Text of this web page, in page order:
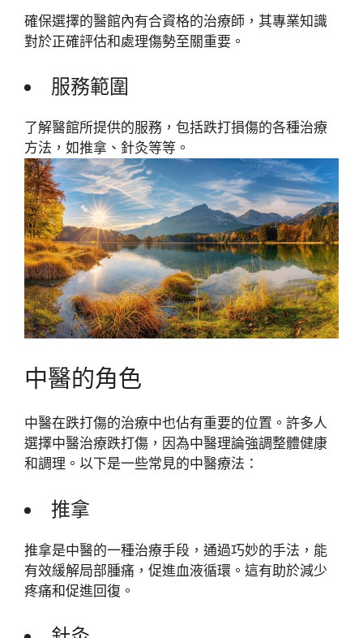
確保選擇的醫館內有合資格的治療師，其專業知識
對於正確評估和處理傷勢至關重要。
服務範圍
了解醫館所提供的服務，包括跌打損傷的各種治療
方法，如推拿、針灸等等。
中醫的角色
中醫在跌打傷的治療中也佔有重要的位置。許多人
選擇中醫治療跌打傷，因為中醫理論強調整體健康
和調理。以下是一些常見的中醫療法：
推拿
推拿是中醫的一種治療手段，通過巧妙的手法，能
有效緩解局部腫痛，促進血液循環。這有助於減少
疼痛和促進回復。